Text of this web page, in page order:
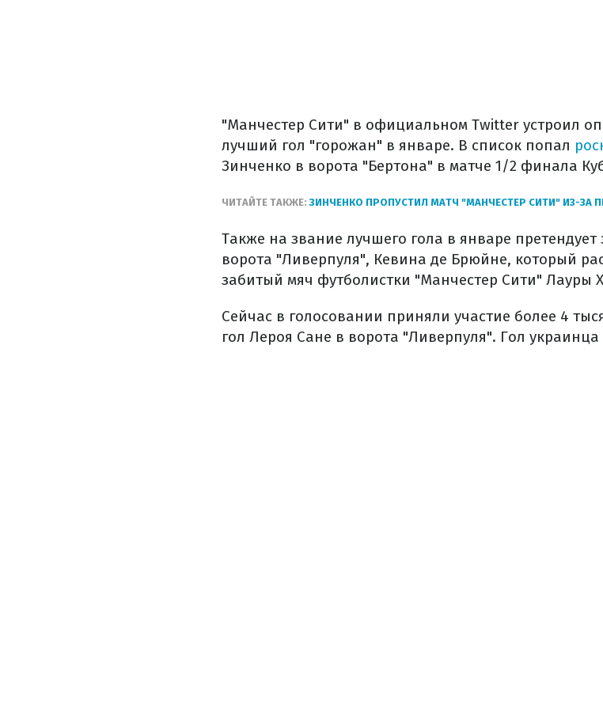
"Манчестер Сити" в официальном Twitter устроил
лучший гол "горожан" в январе. В список попал
Зинченко в ворота "Бертона" в матче 1/2 финала
ЧИТАЙТЕ ТАКЖЕ:ЗИНЧЕНКО ПРОПУСТИЛ МАТЧ "МАНЧЕСТЕР СИТИ" ИЗ-ЗА
Также на звание лучшего гола в январе
ворота "Ливерпуля", Кевина де Брюйне, который
забитый мяч футболистки "Манчестер Сити" Лауры
Сейчас в голосовании приняли участие более 4
гол Лероя Сане в ворота "Ливерпуля". Гол